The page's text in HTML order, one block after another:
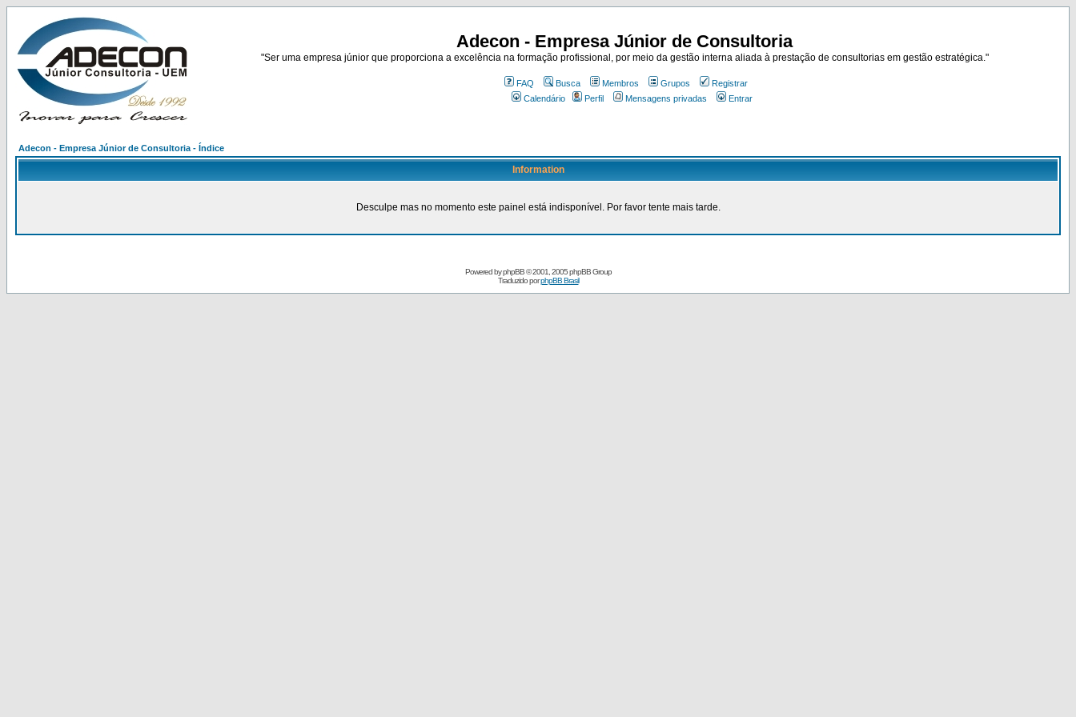
Adecon - Empresa Júnior de Consultoria
"Ser uma empresa júnior que proporciona a excelência na formação profissional, por meio da gestão interna aliada à prestação de consultorias em gestão estratégica."
FAQ Busca Membros Grupos
Registrar
Calendário
Perfil Mensagens privadas Entrar
Adecon - Empresa Júnior de Consultoria - Índice
Information
Desculpe mas no momento este painel está indisponível. Por favor tente mais tarde.
Powered byphpBB© 2001, 2005 phpBB Group
Traduzido porphpBB Brasil